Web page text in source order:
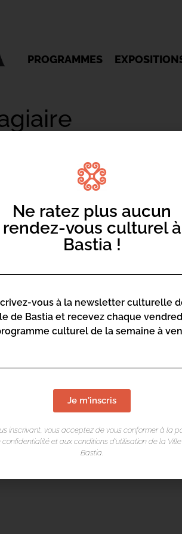
PROGRAMMES
Mentions légales/Cookie/ Réalisation
Ne ratez plus aucun
rendez-vous culturel à
Bastia !
vous à la newsletter culturelle
de Bastia et recevez chaque
culturel de la semaine à
Je m'inscris
inscrivant, vous acceptez de vous conformer à la
confidentialité et aux conditions d’utilisation de la
Bastia.